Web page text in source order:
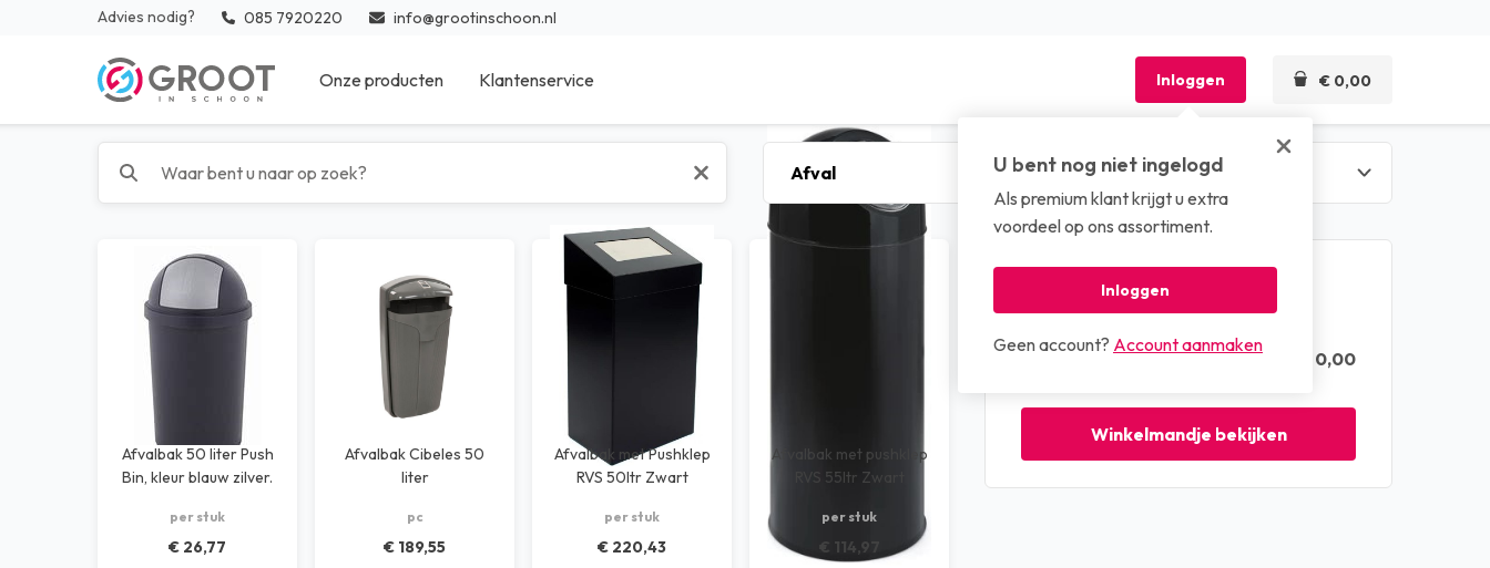
Advies nodig? 085 7920220 info@grootinschoon.nl
Onze producten
Reinigingsmiddelen
Medische desinfectie en
Sanitaire artikelen
Reinigingsmaterialen
Afval
Glazenwasser materialen
Beschermingsmiddelen
Bedrijfskleding
Dispensers
Sanitair reinigingsmiddelen
Vloer Reinigingsmiddelen Specialistische reinigingsmiddelen
Keuken reinigingsmiddelen Was- en afwasmiddel
Medische reinigingsmiddelen
Zwembad reinigingsmiddelen
Klantenservice Inloggen
U bent nog niet ingelogd
Als premium klant krijgt u extra
voordeel op ons assortiment.
Inloggen
Geen account? Account aanmaken
€ 0,00
Afvalbak 50 liter Push
Bin, kleur blauw zilver.
per stuk
€ 26,77
Afvalbak Cibeles 50
liter
pc
€ 189,55
Afvalbak met Pushklep
RVS 50ltr Zwart
per stuk
€ 220,43
Afvalbak met pushklep
RVS 55ltr Zwart
per stuk
€ 114,97
Winkelmandje
Totaal (excl. btw) € 0,00
Winkelmandje bekijken